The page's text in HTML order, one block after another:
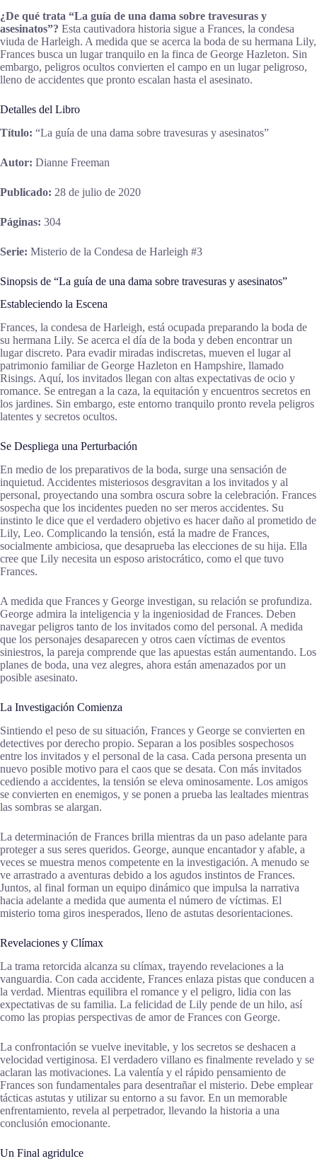
¿De qué trata “La guía de una dama sobre travesuras y
asesinatos”? Esta cautivadora historia sigue a Frances, la condesa
viuda de Harleigh. A medida que se acerca la boda de su hermana Lily,
Frances busca un lugar tranquilo en la finca de George Hazleton. Sin
embargo, peligros ocultos convierten el campo en un lugar peligroso,
lleno de accidentes que pronto escalan hasta el asesinato.
Detalles del Libro
Título: “La guía de una dama sobre travesuras y asesinatos”
Autor: Dianne Freeman
Publicado: 28 de julio de 2020
Páginas: 304
Serie: Misterio de la Condesa de Harleigh #3
Sinopsis de “La guía de una dama sobre travesuras y asesinatos”
Estableciendo la Escena
Frances, la condesa de Harleigh, está ocupada preparando la boda de
su hermana Lily. Se acerca el día de la boda y deben encontrar un
lugar discreto. Para evadir miradas indiscretas, mueven el lugar al
patrimonio familiar de George Hazleton en Hampshire, llamado
Risings. Aquí, los invitados llegan con altas expectativas de ocio y
romance. Se entregan a la caza, la equitación y encuentros secretos en
los jardines. Sin embargo, este entorno tranquilo pronto revela peligros
latentes y secretos ocultos.
Se Despliega una Perturbación
En medio de los preparativos de la boda, surge una sensación de
inquietud. Accidentes misteriosos desgravitan a los invitados y al
personal, proyectando una sombra oscura sobre la celebración. Frances
sospecha que los incidentes pueden no ser meros accidentes. Su
instinto le dice que el verdadero objetivo es hacer daño al prometido de
Lily, Leo. Complicando la tensión, está la madre de Frances,
socialmente ambiciosa, que desaprueba las elecciones de su hija. Ella
cree que Lily necesita un esposo aristocrático, como el que tuvo
Frances.
A medida que Frances y George investigan, su relación se profundiza.
George admira la inteligencia y la ingeniosidad de Frances. Deben
navegar peligros tanto de los invitados como del personal. A medida
que los personajes desaparecen y otros caen víctimas de eventos
siniestros, la pareja comprende que las apuestas están aumentando. Los
planes de boda, una vez alegres, ahora están amenazados por un
posible asesinato.
La Investigación Comienza
Sintiendo el peso de su situación, Frances y George se convierten en
detectives por derecho propio. Separan a los posibles sospechosos
entre los invitados y el personal de la casa. Cada persona presenta un
nuevo posible motivo para el caos que se desata. Con más invitados
cediendo a accidentes, la tensión se eleva ominosamente. Los amigos
se convierten en enemigos, y se ponen a prueba las lealtades mientras
las sombras se alargan.
La determinación de Frances brilla mientras da un paso adelante para
proteger a sus seres queridos. George, aunque encantador y afable, a
veces se muestra menos competente en la investigación. A menudo se
ve arrastrado a aventuras debido a los agudos instintos de Frances.
Juntos, al final forman un equipo dinámico que impulsa la narrativa
hacia adelante a medida que aumenta el número de víctimas. El
misterio toma giros inesperados, lleno de astutas desorientaciones.
Revelaciones y Clímax
La trama retorcida alcanza su clímax, trayendo revelaciones a la
vanguardia. Con cada accidente, Frances enlaza pistas que conducen a
la verdad. Mientras equilibra el romance y el peligro, lidia con las
expectativas de su familia. La felicidad de Lily pende de un hilo, así
como las propias perspectivas de amor de Frances con George.
La confrontación se vuelve inevitable, y los secretos se deshacen a
velocidad vertiginosa. El verdadero villano es finalmente revelado y se
aclaran las motivaciones. La valentía y el rápido pensamiento de
Frances son fundamentales para desentrañar el misterio. Debe emplear
tácticas astutas y utilizar su entorno a su favor. En un memorable
enfrentamiento, revela al perpetrador, llevando la historia a una
conclusión emocionante.
Un Final agridulce